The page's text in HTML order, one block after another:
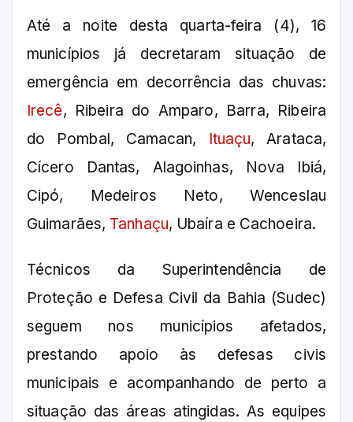
Até a noite desta quarta-feira (4), 16
municípios já decretaram situação de
emergência em decorrência das chuvas:
Irecê, Ribeira do Amparo, Barra, Ribeira
do Pombal, Camacan,
Ituaçu, Arataca,
Cícero Dantas, Alagoinhas, Nova Ibiá,
Cipó, Medeiros Neto, Wenceslau
Guimarães, Tanhaçu, Ubaíra e Cachoeira.
Técnicos da Superintendência de
Proteção e Defesa Civil da Bahia (Sudec)
seguem nos municípios afetados,
prestando apoio às defesas civis
municipais e acompanhando de perto a
situação das áreas atingidas. As equipes